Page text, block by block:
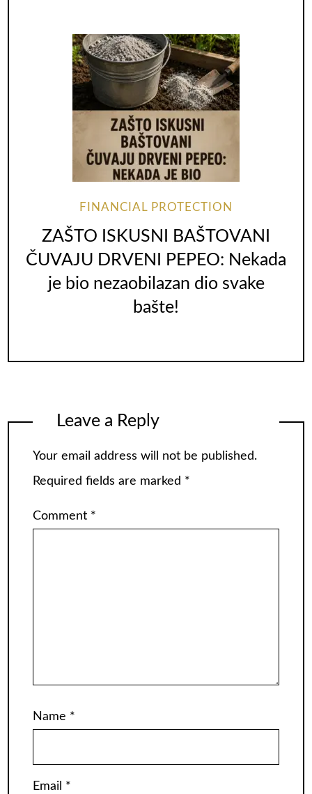
FINANCIAL PROTECTION
ZAŠTO ISKUSNI BAŠTOVANI
ČUVAJU DRVENI PEPEO: Nekada
je bio nezaobilazan dio svake
bašte!
Leave a Reply
Your email address will not be published.
Required fields are marked *
Comment *
Name *
Email *